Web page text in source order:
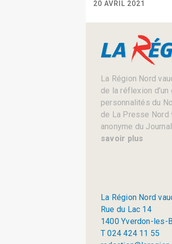
20 AVRIL 2021
La Région Nord
de la réflexion
personnalités du
de La Presse Nord
anonyme du
savoir plus
La Région Nord
Rue du Lac 14
1400 Yverdon-les-
T 024 424 11 55